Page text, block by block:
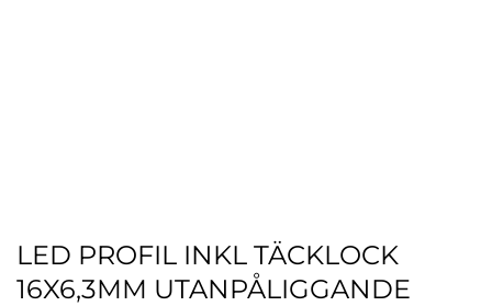
LED PROFIL INKL TÄCKLOCK
16X6,3MM UTANPÅLIGGANDE